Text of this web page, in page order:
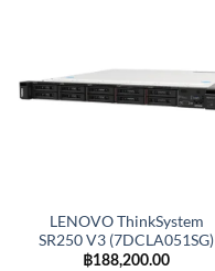
LENOVO ThinkSystem
SR250 V3 (7DCLA051SG)
฿188,200.00